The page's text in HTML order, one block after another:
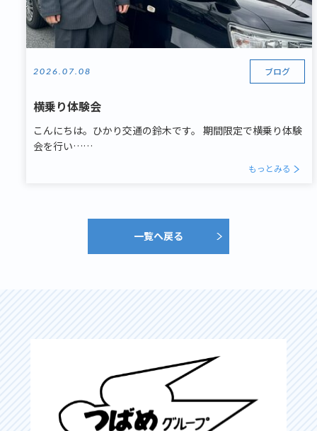
2026.07.08 ブログ
横乗り体験会
こんにちは。ひかり交通の鈴木です。 期間限定で横乗り体験
会を行い……
もっとみる
一覧へ戻る